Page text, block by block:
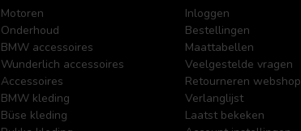
Motoren
Onderhoud
BMW accessoires
Wunderlich accessoires
Accessoires
BMW kleding
Büse kleding
Inloggen
Bestellingen
Maattabellen
Veelgestelde vragen
Retourneren webshop
Verlanglijst
Laatst bekeken